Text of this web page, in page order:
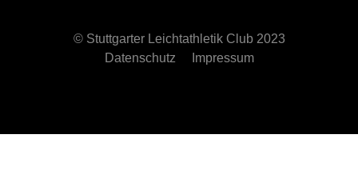
© Stuttgarter Leichtathletik Club 2023
Datenschutz
Impressum